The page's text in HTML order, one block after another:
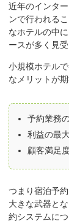
近年のインタ
ンで行われる
なホテルの中
ースが多く見受
小規模ホテル
なメリットが期
予約業務
利益の最
顧客満足
つまり宿泊予
大きな武器と
約システムに